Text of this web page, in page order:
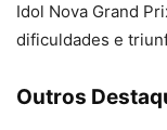
Idol Nova Grand
dificuldades e
Outros